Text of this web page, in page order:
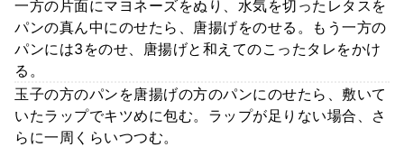
一方の片面にマヨネーズをぬり、水気を切ったレタスを
パンの真ん中にのせたら、唐揚げをのせる。もう一方の
パンには3をのせ、唐揚げと和えてのこったタレをかけ
る。
玉子の方のパンを唐揚げの方のパンにのせたら、敷いて
いたラップでキツめに包む。ラップが足りない場合、さ
らに一周くらいつつむ。